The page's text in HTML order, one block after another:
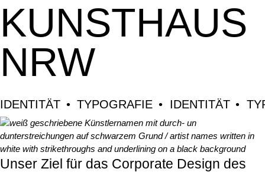
KUNSTHAUS
NRW
IDENTITÄT TYPOGRAFIE IDENTITÄT
Unser Ziel für das Corporate Design des